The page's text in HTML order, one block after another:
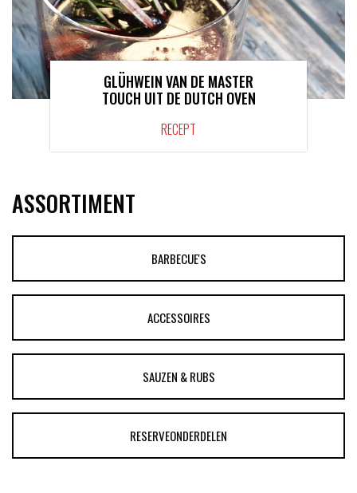
GLÜHWEIN VAN DE MASTER
TOUCH UIT DE DUTCH OVEN
RECEPT
ASSORTIMENT
BARBECUE'S
ACCESSOIRES
SAUZEN & RUBS
RESERVEONDERDELEN